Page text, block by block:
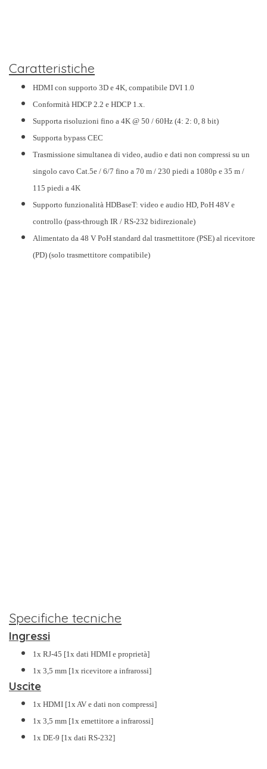
Caratteristiche
HDMI con supporto 3D e 4K, compatibile DVI 1.0
Conformità HDCP 2.2 e HDCP 1.x.
Supporta risoluzioni fino a 4K @ 50 / 60Hz (4: 2: 0, 8 bit)
Supporta bypass CEC
Trasmissione simultanea di video, audio e dati non compressi su un
singolo cavo Cat.5e / 6/7 fino a 70 m / 230 piedi a 1080p e 35 m /
115 piedi a 4K
Supporto funzionalità HDBaseT: video e audio HD, PoH 48V e
controllo (pass-through IR / RS-232 bidirezionale)
Alimentato da 48 V PoH standard dal trasmettitore (PSE) al ricevitore
(PD) (solo trasmettitore compatibile)
Specifiche tecniche
Ingressi
1x RJ-45 [1x dati HDMI e proprietà]
1x 3,5 mm [1x ricevitore a infrarossi]
Uscite
1x HDMI [1x AV e dati non compressi]
1x 3,5 mm [1x emettitore a infrarossi]
1x DE-9 [1x dati RS-232]